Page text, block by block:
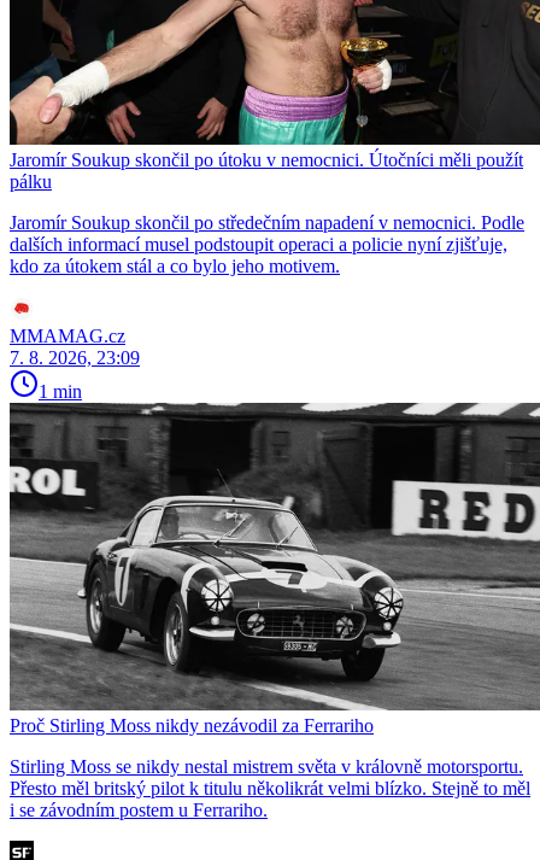
Jaromír Soukup skončil po útoku v nemocnici. Útočníci měli použít
pálku
Jaromír Soukup skončil po středečním napadení v nemocnici. Podle
dalších informací musel podstoupit operaci a policie nyní zjišťuje,
kdo za útokem stál a co bylo jeho motivem.
MMAMAG.cz
7. 8. 2026, 23:09
1 min
Proč Stirling Moss nikdy nezávodil za Ferrariho
Stirling Moss se nikdy nestal mistrem světa v královně motorsportu.
Přesto měl britský pilot k titulu několikrát velmi blízko. Stejně to měl
i se závodním postem u Ferrariho.